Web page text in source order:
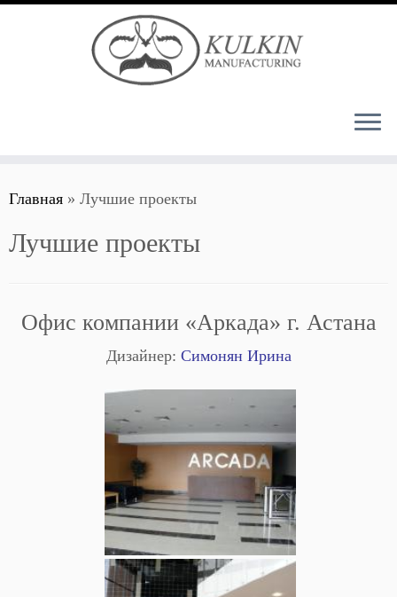
Главная » Лучшие проекты
Лучшие проекты
Офис компании «Аркада» г. Астана
Дизайнер: Симонян Ирина